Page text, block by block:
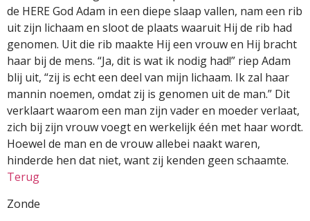
de HERE God Adam in een diepe slaap vallen, nam een rib
uit zijn lichaam en sloot de plaats waaruit Hij de rib had
genomen. Uit die rib maakte Hij een vrouw en Hij bracht
haar bij de mens. “Ja, dit is wat ik nodig had!” riep Adam
blij uit, “zij is echt een deel van mijn lichaam. Ik zal haar
mannin noemen, omdat zij is genomen uit de man.” Dit
verklaart waarom een man zijn vader en moeder verlaat,
zich bij zijn vrouw voegt en werkelijk één met haar wordt.
Hoewel de man en de vrouw allebei naakt waren,
hinderde hen dat niet, want zij kenden geen schaamte.
Terug
Zonde